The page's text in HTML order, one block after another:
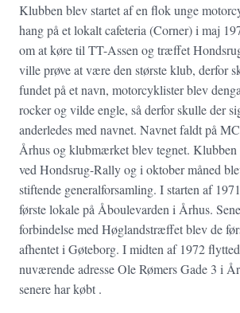
Klubben blev startet af en flok unge
hang på et lokalt cafeteria (Corner) i maj
om at køre til TT-Assen og træffet
ville prøve at være den største klub, derfor
fundet på et navn, motorcyklister blev
rocker og vilde engle, så derfor skulle der
anderledes med navnet. Navnet faldt på
Århus og klubmærket blev tegnet.
ved Hondsrug-Rally og i oktober måned
stiftende generalforsamling. I starten af
første lokale på Åboulevarden i Århus.
forbindelse med Høglandstræffet blev de
afhentet i Gøteborg. I midten af 1972
nuværende adresse Ole Rømers Gade 3 i
senere har købt .